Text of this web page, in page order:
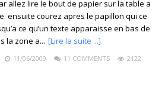
allez lire le bout de papier sur la table a
ensuite courez apres le papillon qui ce
ce qu’un texte apparaisse en bas de
la zone a... [Lire la suite ...]
11/06/2009 11 COMMENTS
2122